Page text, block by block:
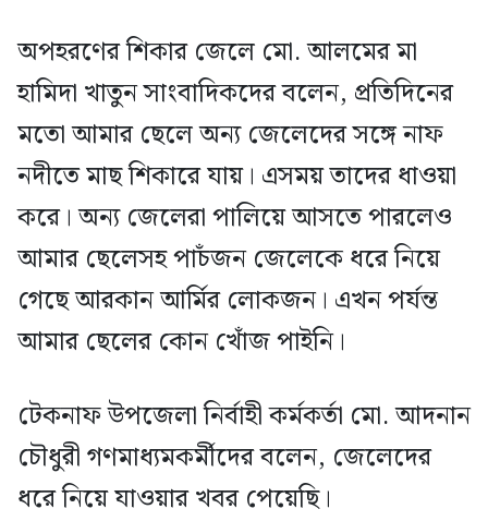
অপহরণের শিকার জেলে মো. আলমের মা
হামিদা খাতুন সাংবাদিকদের বলেন, প্রতিদিনের
মতো আমার ছেলে অন্য জেলেদের সঙ্গে নাফ
নদীতে মাছ শিকারে যায়। এসময় তাদের ধাওয়া
করে। অন্য জেলেরা পালিয়ে আসতে পারলেও
আমার ছেলেসহ পাচঁজন জেলেকে ধরে নিয়ে
গেছে আরকান আর্মির লোকজন। এখন পর্যন্ত
আমার ছেলের কোন খোঁজ পাইনি।
টেকনাফ উপজেলা নির্বাহী কর্মকর্তা মো. আদনান
চৌধুরী গণমাধ্যমকর্মীদের বলেন, জেলেদের
ধরে নিয়ে যাওয়ার খবর পেয়েছি।